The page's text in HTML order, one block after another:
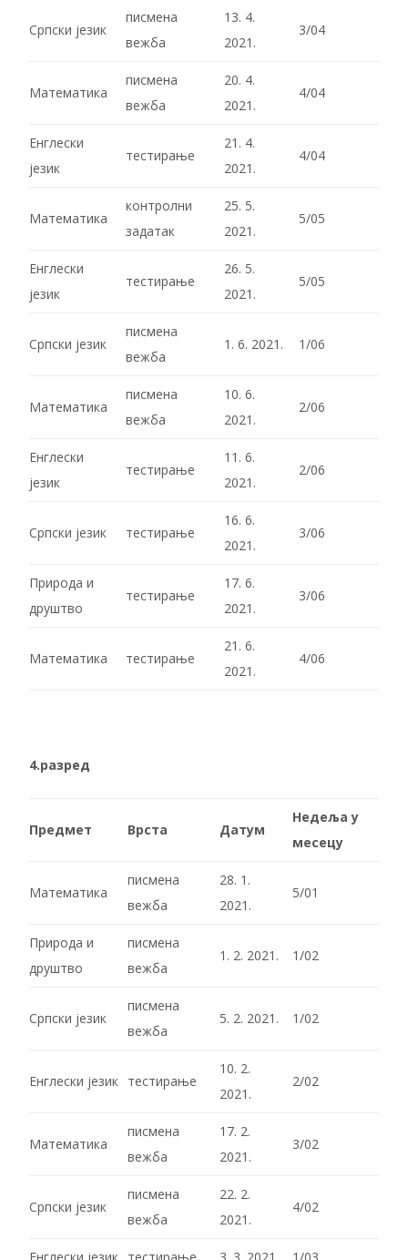
Српски језик
писмена
вежба
13. 4.
2021.
3/04
Математика
писмена
вежба
20. 4.
2021.
4/04
Енглески
језик
тестирање
21. 4.
2021.
4/04
Математика
контролни
задатак
25. 5.
2021.
5/05
Енглески
језик
тестирање
26. 5.
2021.
5/05
Српски језик
писмена
вежба
1. 6. 2021. 1/06
Математика
писмена
вежба
10. 6.
2021.
2/06
Енглески
језик
тестирање
11. 6.
2021.
2/06
Српски језик тестирање
16. 6.
2021.
3/06
Природа и
друштво
тестирање
17. 6.
2021.
3/06
Математика тестирање
21. 6.
2021.
4/06
4.разред
Предмет Врста Датум
Недеља у
месецу
Математика
писмена
вежба
28. 1.
2021.
5/01
Природа и
друштво
писмена
вежба
1. 2. 2021. 1/02
Српски језик
писмена
вежба
5. 2. 2021. 1/02
Енглески језик тестирање
10. 2.
2021.
2/02
Математика
писмена
вежба
17. 2.
2021.
3/02
Српски језик
писмена
вежба
22. 2.
2021.
4/02